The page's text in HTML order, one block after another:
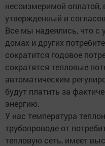
несоизмеримой
утвержденный и
Все мы надеялись, что с
домах и других
сократится годовое
сократятся тепловые
автоматическим
будут платить за
энергию.
У нас температура
трубопроводе от
тепловую сеть, имеет